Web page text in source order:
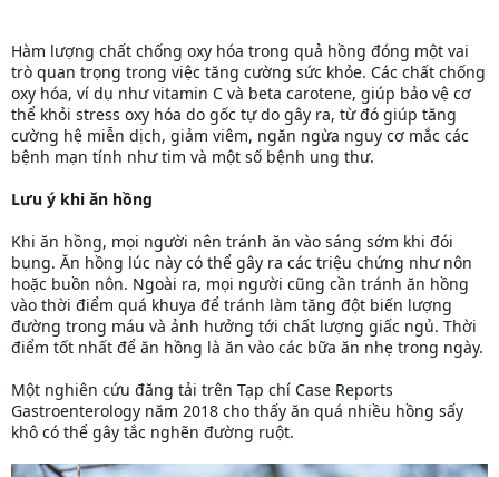
Hàm lượng chất chống oxy hóa trong quả hồng đóng một vai
trò quan trọng trong việc tăng cường sức khỏe. Các chất chống
oxy hóa, ví dụ như vitamin C và beta carotene, giúp bảo vệ cơ
thể khỏi stress oxy hóa do gốc tự do gây ra, từ đó giúp tăng
cường hệ miễn dịch, giảm viêm, ngăn ngừa nguy cơ mắc các
bệnh mạn tính như tim và một số bệnh ung thư.
Lưu ý khi ăn hồng
Khi ăn hồng, mọi người nên tránh ăn vào sáng sớm khi đói
bụng. Ăn hồng lúc này có thể gây ra các triệu chứng như nôn
hoặc buồn nôn. Ngoài ra, mọi người cũng cần tránh ăn hồng
vào thời điểm quá khuya để tránh làm tăng đột biến lượng
đường trong máu và ảnh hưởng tới chất lượng giấc ngủ. Thời
điểm tốt nhất để ăn hồng là ăn vào các bữa ăn nhẹ trong ngày.
Một nghiên cứu đăng tải trên Tạp chí Case Reports
Gastroenterology năm 2018 cho thấy ăn quá nhiều hồng sấy
khô có thể gây tắc nghẽn đường ruột.